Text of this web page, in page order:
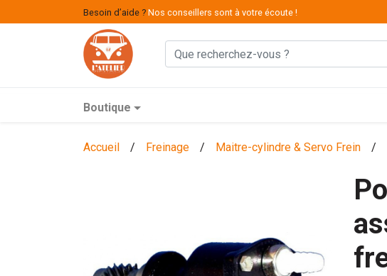
Besoin d’aide ? Nos conseillers sont à votre écoute !
Boutique
Accueil / Freinage / Maitre-cylindre & Servo Frein /